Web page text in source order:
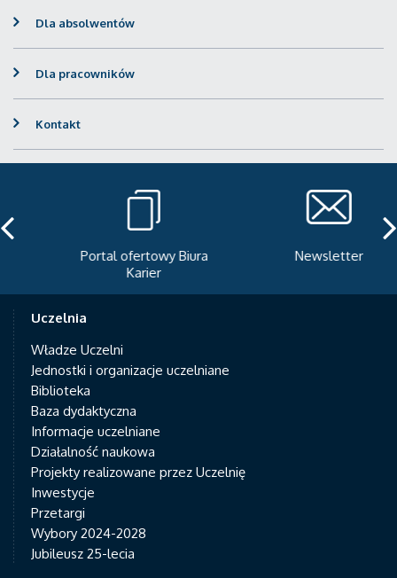
Dla absolwentów
Dla pracowników
Kontakt
Portal ofertowy Biura
Newsletter
Uczelnia
Władze Uczelni
Jednostki i organizacje uczelniane
Biblioteka
Baza dydaktyczna
Informacje uczelniane
Działalność naukowa
Projekty realizowane przez Uczelnię
Inwestycje
Przetargi
Wybory 2024-2028
Jubileusz 25-lecia